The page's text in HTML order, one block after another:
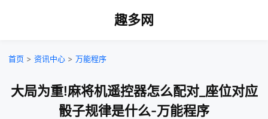
趣多网
首页 > 资讯中心 > 万能程序
大局为重!麻将机遥控器怎么配对_座位对应
骰子规律是什么-万能程序